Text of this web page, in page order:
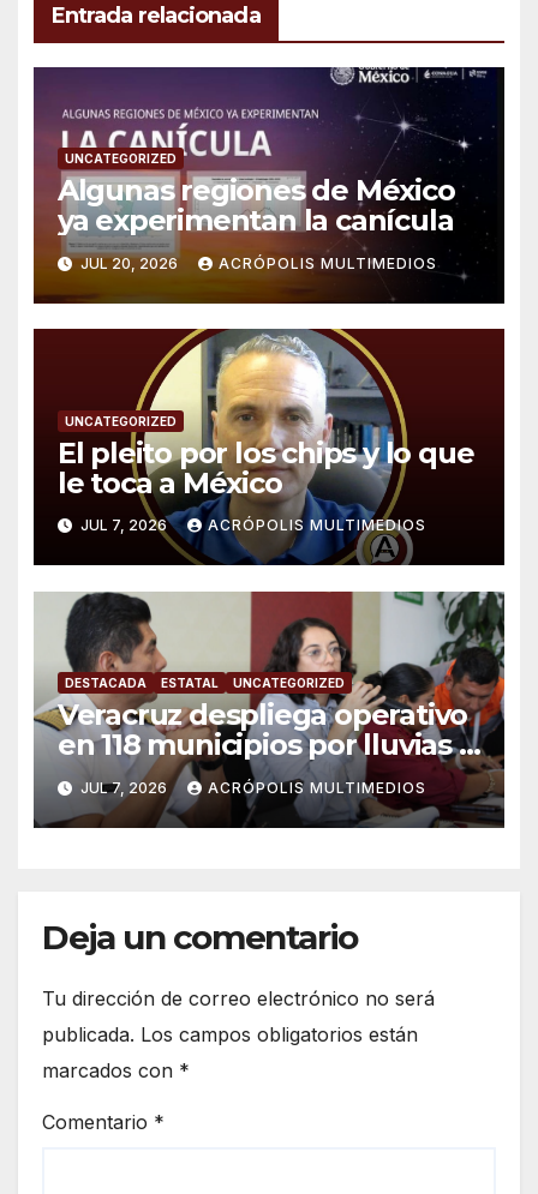
Entrada relacionada
UNCATEGORIZED
Algunas regiones de México
ya experimentan la canícula
JUL 20, 2026 ACRÓPOLIS MULTIMEDIOS
UNCATEGORIZED
El pleito por los chips y lo que
le toca a México
JUL 7, 2026 ACRÓPOLIS MULTIMEDIOS
DESTACADA ESTATAL UNCATEGORIZED
Veracruz despliega operativo
en 118 municipios por lluvias y
ciclones
JUL 7, 2026 ACRÓPOLIS MULTIMEDIOS
Deja un comentario
Tu dirección de correo electrónico no será
publicada. Los campos obligatorios están
marcados con *
Comentario *